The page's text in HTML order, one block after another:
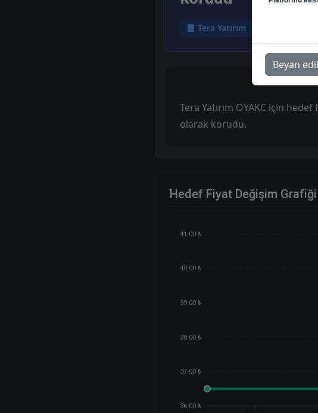
Tera Yatırım
Tera Yatırım OYAKC için
olarak korudu.
Hedef Fiyat Değişim Grafiği
41.00 ₺
40.00 ₺
39.00 ₺
38.00 ₺
37.00 ₺
36.00 ₺